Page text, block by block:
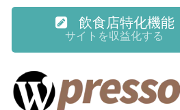
飲食店特化機能
サイトを収益化する